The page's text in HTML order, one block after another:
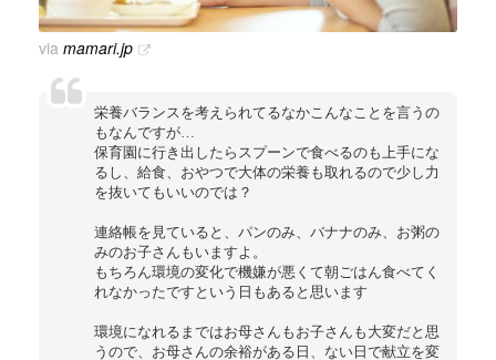
via mamari.jp
栄養バランスを考えられてるなかこんなことを言うの
もなんですが…
保育園に行き出したらスプーンで食べるのも上手にな
るし、給食、おやつで大体の栄養も取れるので少し力
を抜いてもいいのでは？
連絡帳を見ていると、パンのみ、バナナのみ、お粥の
みのお子さんもいますよ。
もちろん環境の変化で機嫌が悪くて朝ごはん食べてく
れなかったですという日もあると思います
環境になれるまではお母さんもお子さんも大変だと思
うので、お母さんの余裕がある日、ない日で献立を変